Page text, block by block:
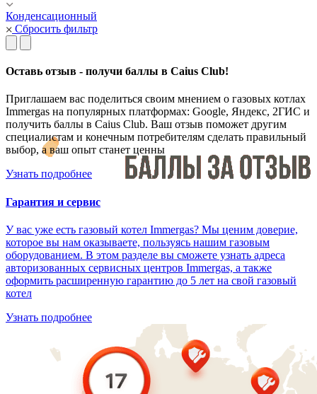
Конденсационный
Сбросить фильтр
Оставь отзыв - получи баллы в Caius Club!
Приглашаем вас поделиться своим мнением о газовых котлах
Immergas на популярных платформах: Google, Яндекс, 2ГИС и
получить баллы в Caius Club. Ваш отзыв поможет другим
специалистам и конечным потребителям сделать правильный
выбор, а ваш опыт станет ценны
Узнать подробнее
Гарантия и сервис
У вас уже есть газовый котел Immergas? Мы ценим доверие,
которое вы нам оказываете, пользуясь нашим газовым
оборудованием. В этом разделе вы сможете узнать адреса
авторизованных сервисных центров Immergas, а также
оформить расширенную гарантию до 5 лет на свой газовый
котел
Узнать подробнее